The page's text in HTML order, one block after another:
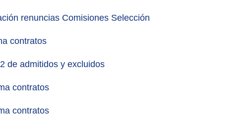
renuncias Comisiones Selección
contratos
de admitidos y excluidos
contratos
contratos